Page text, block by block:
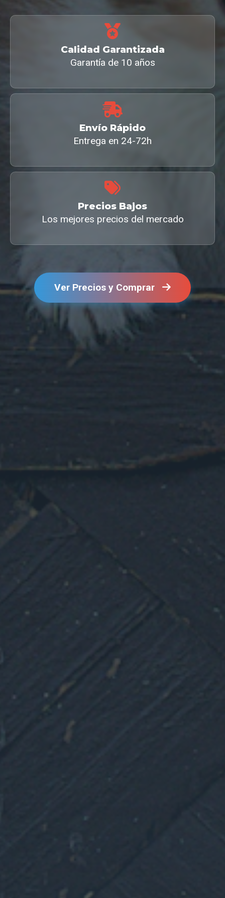
Calidad Garantizada
Garantía de 10 años
Envío Rápido
Entrega en 24-72h
Precios Bajos
Los mejores precios del mercado
Ver Precios y Comprar